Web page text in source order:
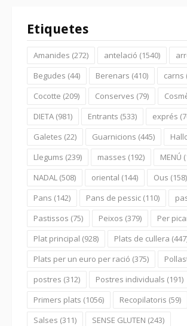
Etiquetes
Amanides (272) antelació (1540)
Begudes (44) Berenars (410) carns
Cocotte (209) Conserves (79)
DIETA (981) Entrants (533) exprés
Galetes (22) Guarnicions (445)
Llegums (239) masses (192) MENÚ
NADAL (508) oriental (144) Ous (158)
Pans (142) Pans de pessic (110)
Pastissos (75) Peixos (379) Per
Plat principal (928) Plats de cullera
Plats per un euro per ració (375)
postres (312) Postres individuals (191)
Primers plats (1056) Recopilatoris (59)
Salses (311) SENSE GLUTEN (243)